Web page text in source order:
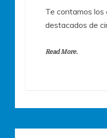
Te contamos los
destacados de
Read More.